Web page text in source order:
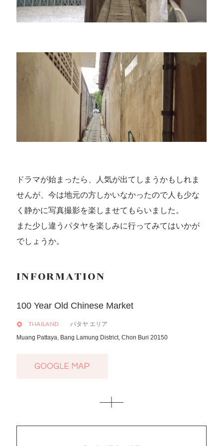
ドラマが始まったら、人気が出てしまうかもしれま
せんが、今は地元の方しかいなかったので人も少な
く静かに写真撮影を楽しませてもらいました。
また少し違うパタヤを楽しみに行ってみてはいかが
でしょうか。
INFORMATION
100 Year Old Chinese Market
THAILAND
パタヤ エリア
Muang Pattaya, Bang Lamung District, Chon Buri 20150
GOOGLE MAP
GOOGLE MAP